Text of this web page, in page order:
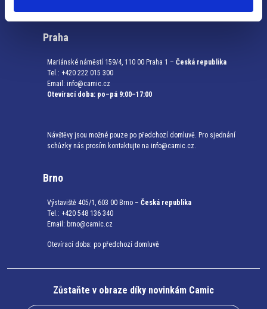
Praha
Mariánské náměstí 159/4, 110 00 Praha 1 – Česká republika
Tel.: +420 222 015 300
Email: info@camic.cz
Otevírací doba: po–pá 9:00–17:00
Návštěvy jsou možné pouze po předchozí domluvě. Pro sjednání
schůzky nás prosím kontaktujte na info@camic.cz.
Brno
Výstaviště 405/1, 603 00 Brno – Česká republika
Tel.: +420 548 136 340
Email: brno@camic.cz
Otevírací doba: po předchozí domluvě
Zůstaňte v obraze díky novinkám Camic